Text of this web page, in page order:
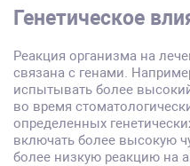
Генетическое
Реакция организма на
связана с генами.
испытывать более
во время
определенных
включать более высокую
более низкую реакцию на